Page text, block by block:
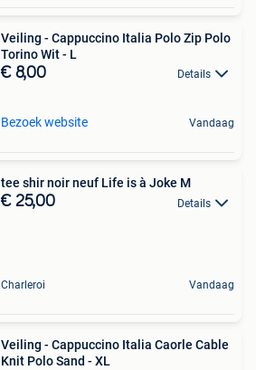
Veiling - Cappuccino Italia Polo Zip Polo
Torino Wit - L
€ 8,00 Details
Bezoek website Vandaag
tee shir noir neuf Life is à Joke M
€ 25,00 Details
Charleroi Vandaag
Veiling - Cappuccino Italia Caorle Cable
Knit Polo Sand - XL